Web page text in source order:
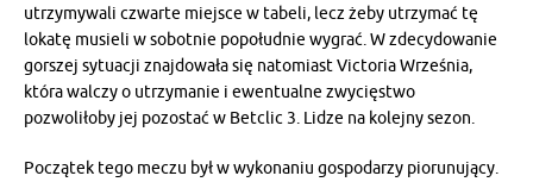
utrzymywali czwarte miejsce w tabeli, lecz żeby utrzymać tę
lokatę musieli w sobotnie popołudnie wygrać. W zdecydowanie
gorszej sytuacji znajdowała się natomiast Victoria Września,
która walczy o utrzymanie i ewentualne zwycięstwo
pozwoliłoby jej pozostać w Betclic 3. Lidze na kolejny sezon.
Początek tego meczu był w wykonaniu gospodarzy piorunujący.